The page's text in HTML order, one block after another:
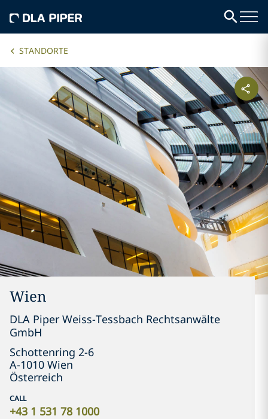
STANDORTE
Wien
DLA Piper Weiss-Tessbach Rechtsanwälte
GmbH
Schottenring 2-6
A-1010 Wien
Österreich
CALL
+43 1 531 78 1000